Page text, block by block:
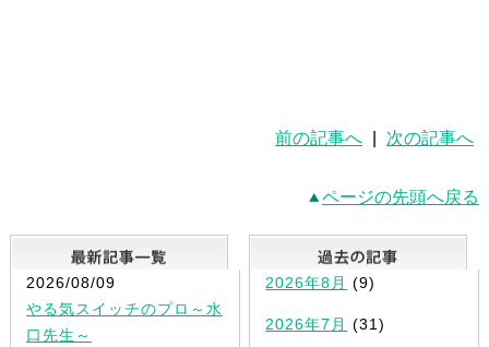
前の記事へ 次の記事へ
ページの先頭へ戻る
最新記事一覧
2026/08/09
やる気スイッチのプロ～水
口先生～
2026年8月 (9)
2026年7月 (31)